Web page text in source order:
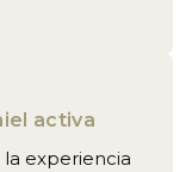
activa
experiencia